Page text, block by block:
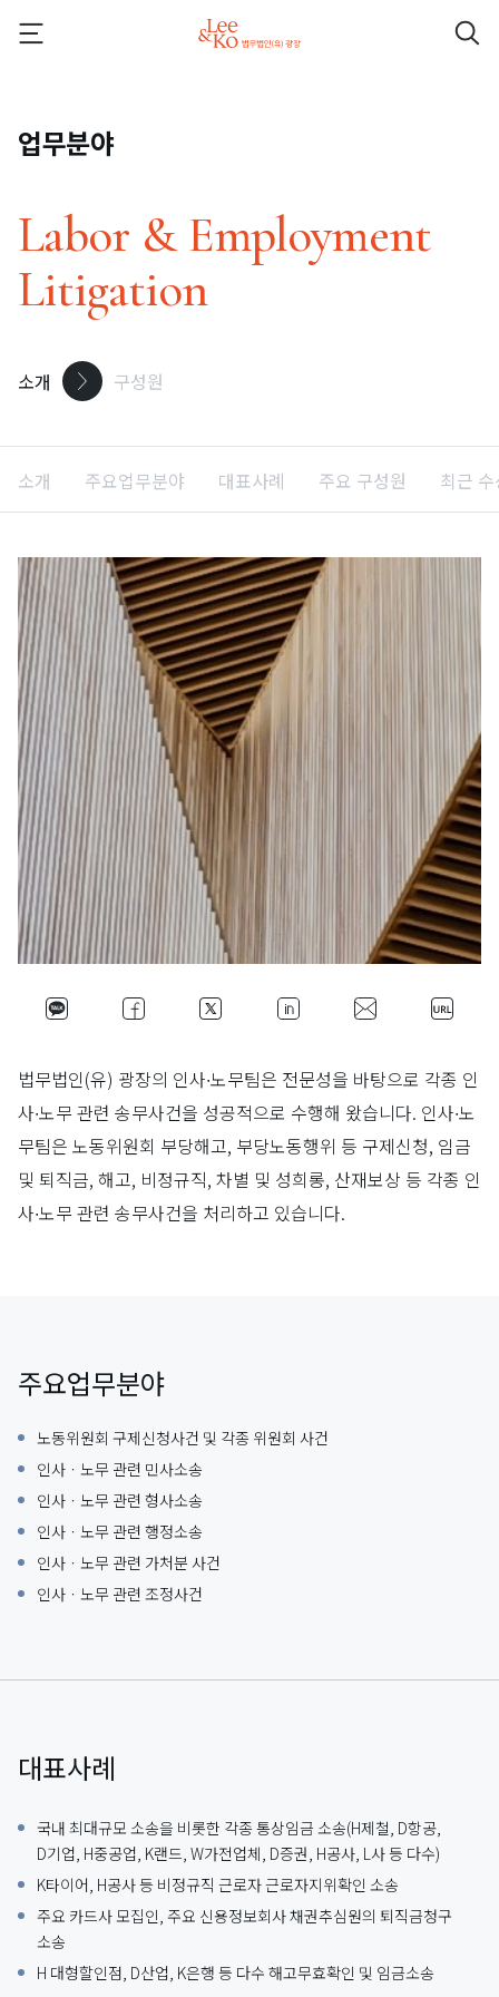
업무분야
Labor & Employment
Litigation
소개 구성원
소개 주요업무분야 대표사례 주요 구성원 최근
법무법인(유) 광장의 인사∙노무팀은 전문성을 바탕으로 각종 인
사∙노무 관련 송무사건을 성공적으로 수행해 왔습니다. 인사∙노
무팀은 노동위원회 부당해고, 부당노동행위 등 구제신청, 임금
및 퇴직금, 해고, 비정규직, 차별 및 성희롱, 산재보상 등 각종 인
사∙노무 관련 송무사건을 처리하고 있습니다.
주요업무분야
노동위원회 구제신청사건 및 각종 위원회 사건
인사ㆍ노무 관련 민사소송
인사ㆍ노무 관련 형사소송
인사ㆍ노무 관련 행정소송
인사ㆍ노무 관련 가처분 사건
인사ㆍ노무 관련 조정사건
대표사례
국내 최대규모 소송을 비롯한 각종 통상임금 소송(H제철, D항공,
D기업, H중공업, K랜드, W가전업체, D증권, H공사, L사 등 다수)
K타이어, H공사 등 비정규직 근로자 근로자지위확인 소송
주요 카드사 모집인, 주요 신용정보회사 채권추심원의 퇴직금청구
소송
H 대형할인점, D산업, K은행 등 다수 해고무효확인 및 임금소송